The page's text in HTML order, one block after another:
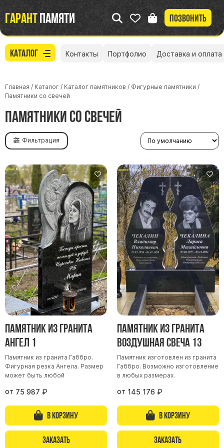
Гарантпамяти Позвонить
Каталог
Участникам СВО
Памятники из гранита
Памятники из мрамора
Элитные памятники
Резные памятники
Мемориальные комплексы
Памятники с полноформатным фото
Склеп
Cкульптуры ангел
Детские памятники
Памятники Мусульманские
Памятники Армянские
Европейские памятники
Памятники "Клипарт"
Семейные памятники ( памятники на двоих )
Контакты Портфолио Доставка и оплата
Главная / Каталог / Каталог памятников / Фигурные памятники /
Памятники со свечей
Памятники со свечей
Фильтрация
Памятник из гранита
Ангел 1
Памятник из гранита Габбро.
Фигурная резка Ангела. Размер
может быть любой
от 75 987 ₽
В корзину
Заказать
Памятник из гранита
Воздушная свеча 13
Памятник изготовлен из гранита
Габбро. Возможно изготовление
в любых размерах.
от 145 176 ₽
В корзину
Заказать